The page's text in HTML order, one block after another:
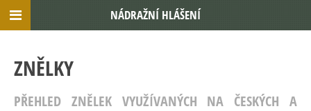
ZNĚLKY
PŘEHLED ZNĚLEK VYUŽÍVANÝCH NA ČESKÝCH A
NÁDRAŽNÍ HLÁŠENÍ